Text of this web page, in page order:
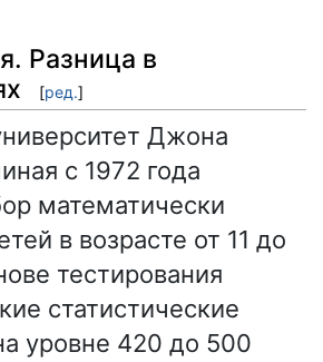
Разница в
[ред.]
Джона
с 1972 года
математически
в возрасте от 11 до
тестирования
статистические
уровне 420 до 500